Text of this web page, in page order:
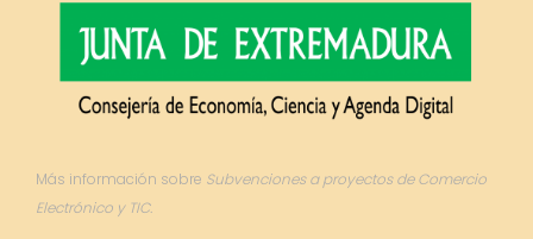
Más información sobre Subvenciones a proyectos de Comercio
Electrónico y TIC.